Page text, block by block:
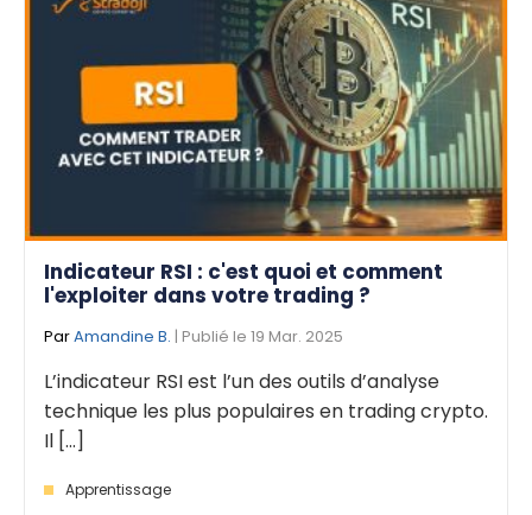
Indicateur RSI : c'est quoi et comment
l'exploiter dans votre trading ?
ParAmandine B. | Publié le 19 Mar. 2025
L’indicateur RSI est l’un des outils d’analyse
technique les plus populaires en trading crypto.
Il [...]
Apprentissage